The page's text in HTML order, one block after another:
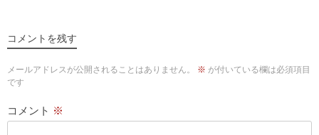
コメントを残す
メールアドレスが公開されることはありません。 ※ が付いている欄は必須項目
です
コメント ※